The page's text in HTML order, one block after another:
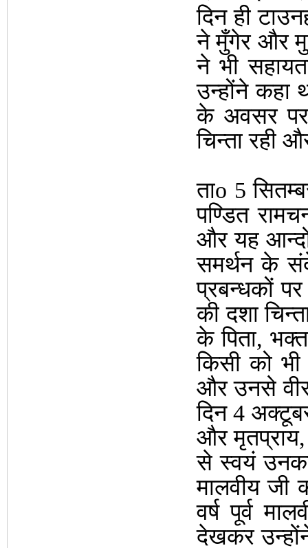
दिन ही
ने मुँगेर और
ने भी
उन्होंने कहा
के अवसर
चिन्ता रही
ताo 5
पण्डित
और यह
समर्थन के
प्रबन्धकों
की दशा
के पिता,
किसी को
और उनसे
दिन 4
और मृतप्राय,
से स्वयं उनका
मालवीय जी
वर्ष पूर्व
देखकर